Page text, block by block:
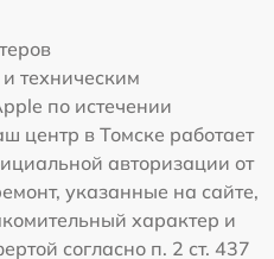
техническим
по истечении
центр в Томске работает
авторизации от
указанные на сайте,
характер и
согласно п. 2 ст. 437